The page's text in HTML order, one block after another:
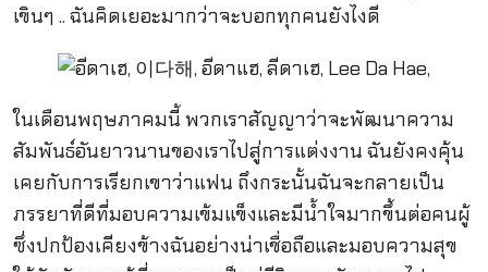
เขินๆ .. ฉันคิดเยอะมากว่าจะบอกทุกคนยังไงดี
ในเดือนพฤษภาคมนี้ พวกเราสัญญาว่าจะพัฒนาความ
สัมพันธ์อันยาวนานของเราไปสู่การแต่งงาน ฉันยังคงคุ้น
เคยกับการเรียกเขาว่าแฟน ถึงกระนั้นฉันจะกลายเป็น
ภรรยาที่ดีที่มอบความเข้มแข็งและมีน้ำใจมากขึ้นต่อคนผู้
ซึ่งปกป้องเคียงข้างฉันอย่างน่าเชื่อถือและมอบความสุข